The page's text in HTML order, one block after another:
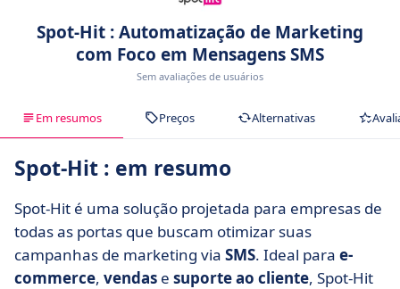
Spot-Hit : Automatização de Marketing
com Foco em Mensagens SMS
Sem avaliações de usuários
Em resumos Preços Alternativas
Spot-Hit : em resumo
Spot-Hit é uma solução projetada para empresas de
todas as portas que buscam otimizar suas
campanhas de marketing via SMS. Ideal para e-
commerce, vendas e suporte ao cliente, Spot-Hit